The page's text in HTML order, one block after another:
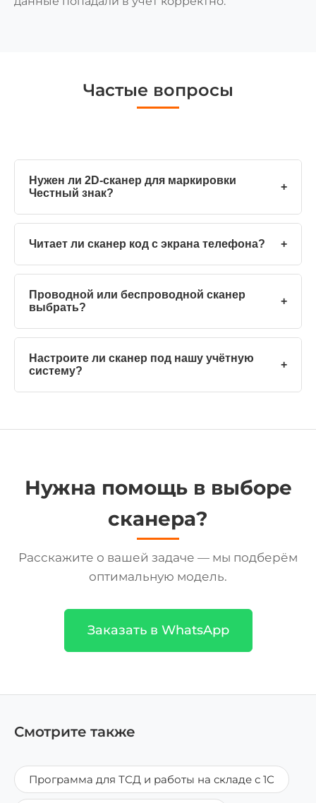
Частые вопросы
Нужен ли 2D-сканер для маркировки
Честный знак?
+
Читает ли сканер код с экрана телефона? +
Проводной или беспроводной сканер
выбрать?
+
Настроите ли сканер под нашу учётную
систему?
+
Нужна помощь в выборе
сканера?
Расскажите о вашей задаче — мы подберём
оптимальную модель.
Заказать в WhatsApp
Смотрите также
Программа для ТСД и работы на складе с 1С